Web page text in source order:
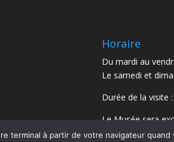
Horaire
Du mardi au
Le samedi et
Durée de la visite
Le Musée sera
juillet et le 15
terminal à partir de votre navigateur